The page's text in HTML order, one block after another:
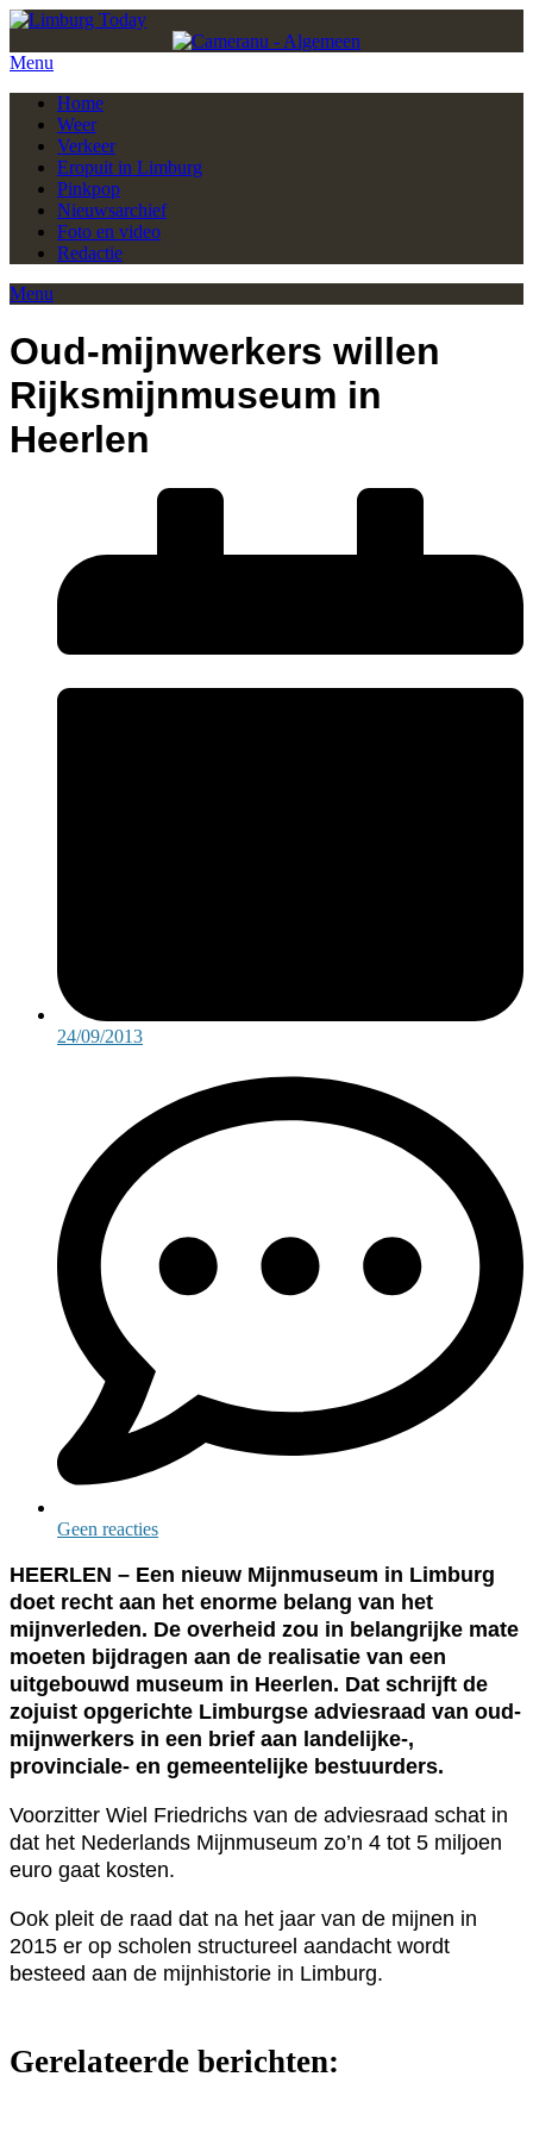
Menu
Home
Weer
Verkeer
Eropuit in Limburg
Pinkpop
Nieuwsarchief
Foto en video
Redactie
Menu
Oud-mijnwerkers willen
Rijksmijnmuseum in
Heerlen
24/09/2013
Geen reacties
HEERLEN – Een nieuw Mijnmuseum in Limburg
doet recht aan het enorme belang van het
mijnverleden. De overheid zou in belangrijke mate
moeten bijdragen aan de realisatie van een
uitgebouwd museum in Heerlen. Dat schrijft de
zojuist opgerichte Limburgse adviesraad van oud-
mijnwerkers in een brief aan landelijke-,
provinciale- en gemeentelijke bestuurders.
Voorzitter Wiel Friedrichs van de adviesraad schat in
dat het Nederlands Mijnmuseum zo’n 4 tot 5 miljoen
euro gaat kosten.
Ook pleit de raad dat na het jaar van de mijnen in
2015 er op scholen structureel aandacht wordt
besteed aan de mijnhistorie in Limburg.
Gerelateerde berichten: